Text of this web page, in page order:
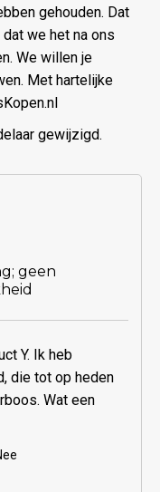
gehouden. Dat
we het na ons
We willen je
Met hartelijke
gewijzigd.
geen
Y. Ik heb
die tot op heden
Wat een